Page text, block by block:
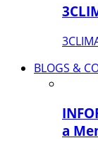
BLOGS &
a